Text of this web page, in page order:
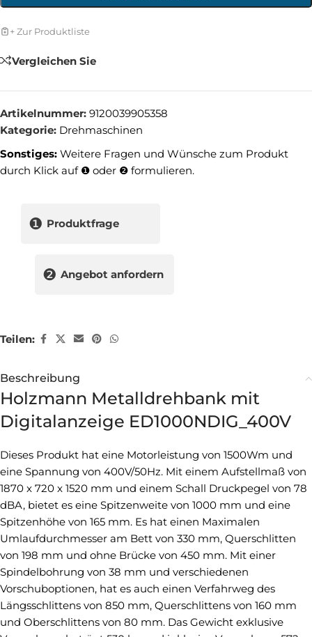
+ Zur Produktliste
Vergleichen Sie
Artikelnummer: 9120039905358
Kategorie: Drehmaschinen
Sonstiges: Weitere Fragen und Wünsche zum Produkt
durch Klick auf ❶ oder ❷ formulieren.
❶ Produktfrage
❷ Angebot anfordern
Teilen:
Beschreibung
Holzmann Metalldrehbank mit
Digitalanzeige ED1000NDIG_400V
Dieses Produkt hat eine Motorleistung von 1500Wm und
eine Spannung von 400V/50Hz. Mit einem Aufstellmaß von
1870 x 720 x 1520 mm und einem Schall Druckpegel von 78
dBA, bietet es eine Spitzenweite von 1000 mm und eine
Spitzenhöhe von 165 mm. Es hat einen Maximalen
Umlaufdurchmesser am Bett von 330 mm, Querschlitten
von 198 mm und ohne Brücke von 450 mm. Mit einer
Spindelbohrung von 38 mm und verschiedenen
Vorschuboptionen, hat es auch einen Verfahrweg des
Längsschlittens von 850 mm, Querschlittens von 160 mm
und Oberschlittens von 80 mm. Das Gewicht exklusive